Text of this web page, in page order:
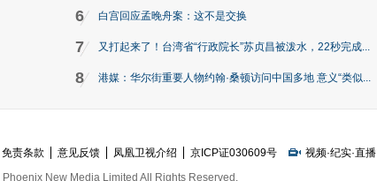
6 白宫回应孟晚舟案：这不是交换
7 又打起来了！台湾省“行政院长”苏贞昌被泼水，22秒完成...
8 港媒：华尔街重要人物约翰·桑顿访问中国多地 意义“类似...
免责条款 意见反馈 凤凰卫视介绍 京ICP证030609号 视频·纪实·直播
New Media Limited All Rights Reserved.